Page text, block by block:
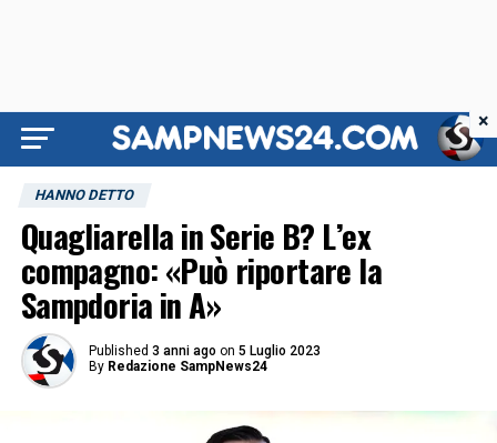
HANNO DETTO
Quagliarella in Serie B? L’ex
compagno: «Può riportare la
Sampdoria in A»
Published 3 anni ago on 5 Luglio 2023
By Redazione SampNews24
×